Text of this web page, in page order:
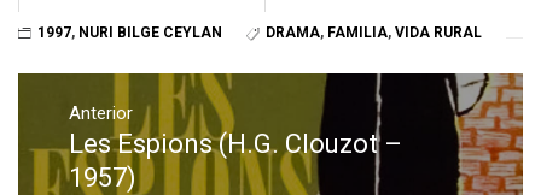
1997, NURI BILGE CEYLAN DRAMA, FAMILIA, VIDA RURAL
Navegación
entradas
Anterior
Entrada
anterior:
Les Espions (H.G. Clouzot –
1957)